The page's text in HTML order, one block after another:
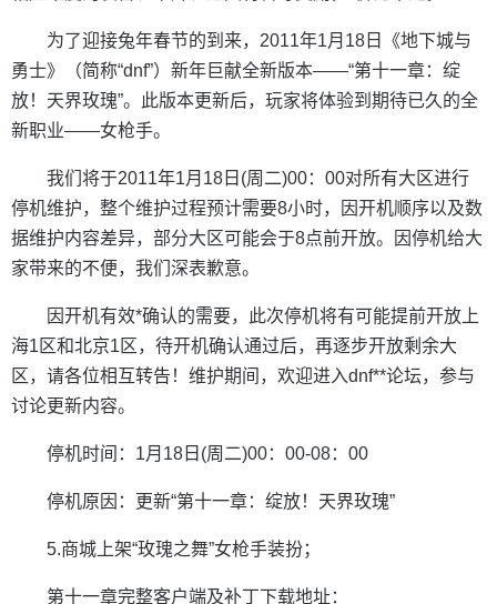
为了迎接兔年春节的到来，2011年1月18日《地下城与
勇士》（简称“dnf”）新年巨献全新版本——“第十一章：绽
放！天界玫瑰”。此版本更新后，玩家将体验到期待已久的全
新职业——女枪手。
我们将于2011年1月18日(周二)00：00对所有大区进行
停机维护，整个维护过程预计需要8小时，因开机顺序以及数
据维护内容差异，部分大区可能会于8点前开放。因停机给大
家带来的不便，我们深表歉意。
因开机有效*确认的需要，此次停机将有可能提前开放上
海1区和北京1区，待开机确认通过后，再逐步开放剩余大
区，请各位相互转告！维护期间，欢迎进入dnf**论坛，参与
讨论更新内容。
停机时间：1月18日(周二)00：00-08：00
停机原因：更新“第十一章：绽放！天界玫瑰”
5.商城上架“玫瑰之舞”女枪手装扮；
第十一章完整客户端及补丁下载地址：